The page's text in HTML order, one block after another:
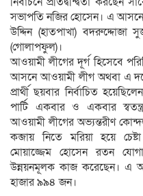
সভাপতি নজির হোসেন। এ আসনে
উদ্দিন (হাতপাখা) বদরুদ্দোজা
(গোলাপফুল)।
আওয়ামী লীগের দূর্গ হিসেবে
আসনে আওয়ামী লীগ অথবা এ
প্রার্থী ছয়বার নির্বাচিত
পার্টি একবার ও একবার স্বতন্ত্র
আওয়ামী লীগের অভ্যন্তরীণ
কব্জায় নিতে মরিয়া হয়ে
মোয়াজ্জেম হোসেন রতন
উন্নয়নমূলক কাজ করেছেন। এ
হাজার ৯৯৪ জন।